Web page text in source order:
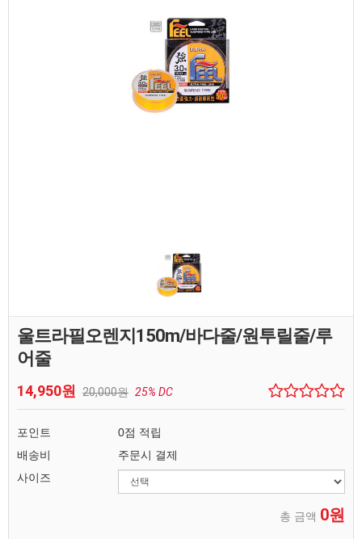
울트라필오렌지150m/바다줄/원투릴줄/루
어줄
14,950원 20,000원 25% DC
포인트
0점 적립
배송비
주문시 결제
사이즈
총 금액 0원